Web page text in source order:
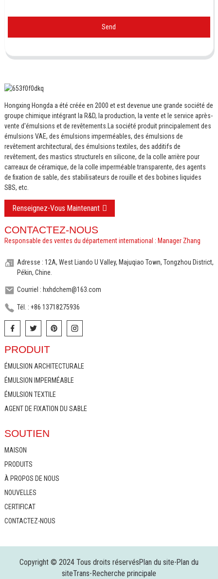
Send
Hongxing Hongda a été créée en 2000 et est devenue une grande société de
groupe chimique intégrant la R&D, la production, la vente et le service après-
vente d'émulsions et de revêtements.La société produit principalement des
émulsions VAE, des émulsions imperméables, des émulsions de
revêtement architectural, des émulsions textiles, des additifs de
revêtement, des mastics structurels en silicone, de la colle arrière pour
carreaux de céramique, de la colle imperméable transparente, des agents
de fixation de sable, des stabilisateurs de rouille et des bobines liquides
SBS, etc.
Renseignez-Vous Maintenant
CONTACTEZ-NOUS
Responsable des ventes du département international : Manager Zhang
Adresse : 12A, West Liando U Valley, Majuqiao Town, Tongzhou District,
Pékin, Chine.
Courriel : hxhdchem@163.com
Tél. : +86 13718275936
PRODUIT
ÉMULSION ARCHITECTURALE
ÉMULSION IMPERMÉABLE
ÉMULSION TEXTILE
AGENT DE FIXATION DU SABLE
SOUTIEN
MAISON
PRODUITS
À PROPOS DE NOUS
NOUVELLES
CERTIFICAT
CONTACTEZ-NOUS
Copyright © 2024 Tous droits réservésPlan du site-Plan du
siteTrans-Recherche principale